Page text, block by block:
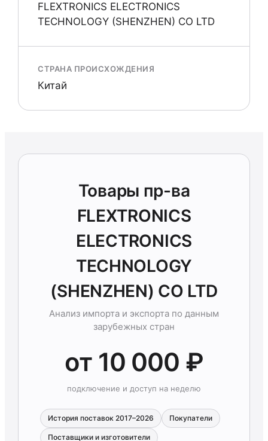
FLEXTRONICS ELECTRONICS
TECHNOLOGY (SHENZHEN) CO LTD
СТРАНА ПРОИСХОЖДЕНИЯ
Китай
Товары пр-ва
FLEXTRONICS
ELECTRONICS
TECHNOLOGY
(SHENZHEN) CO LTD
Анализ импорта и экспорта по данным
зарубежных стран
от 10 000 ₽
подключение и доступ на неделю
История поставок 2017–2026 Покупатели
Поставщики и изготовители